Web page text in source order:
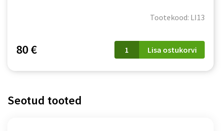
Tootekood: LI13
80 €
Öökapp
Lionel
13
Lisa ostukorvi
Seotud tooted